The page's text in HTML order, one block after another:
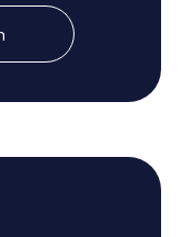
die
gibt es noch viel
ein Besuch des
de ville de Livry-
Produkte zu
der